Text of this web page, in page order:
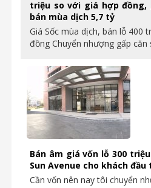
triệu so với giá hợp
bán mùa dịch 5,7 tỷ
Giá Sốc mùa dịch, bán lỗ 400
đồng Chuyển nhượng gấp
Bán âm giá vốn lỗ 300
Sun Avenue cho khách đầu
Cần vốn nên nay tôi chuyển